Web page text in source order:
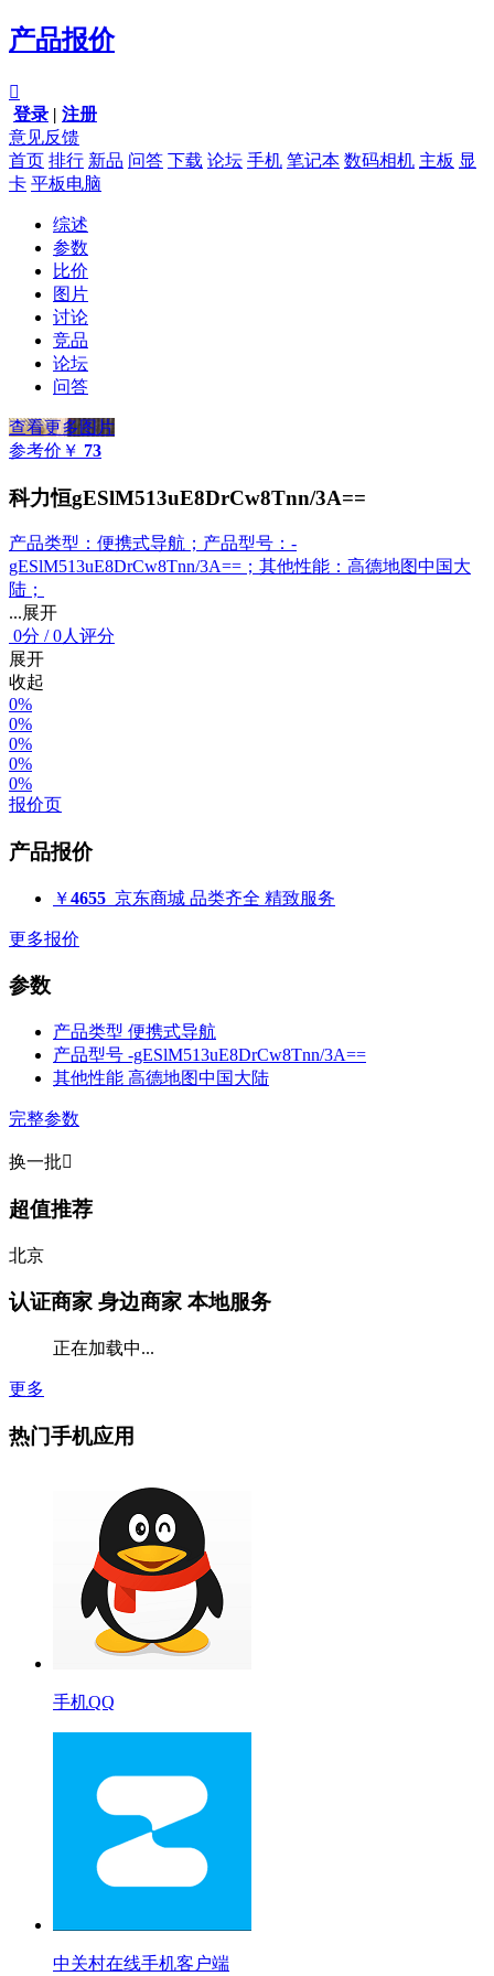
产品报价

登录 | 注册
意见反馈
首页 排行 新品 问答 下载 论坛 手机 笔记本 数码相机 主板 显
卡 平板电脑
综述
参数
比价
图片
讨论
竞品
论坛
问答
查看更多图片
参考价 ￥ 73
科力恒gESlM513uE8DrCw8Tnn/3A==
产品类型：便携式导航；产品型号：-
gESlM513uE8DrCw8Tnn/3A==；其他性能：高德地图中国大
陆；
...展开
0分 /0人评分
展开
收起
0%
0%
0%
0%
0%
报价页
产品报价
￥4655 京东商城 品类齐全 精致服务
更多报价
参数
产品类型 便携式导航
产品型号 -gESlM513uE8DrCw8Tnn/3A==
其他性能 高德地图中国大陆
完整参数
换一批
超值推荐
北京
认证商家 身边商家 本地服务
正在加载中...
更多
热门手机应用
手机QQ
中关村在线手机客户端